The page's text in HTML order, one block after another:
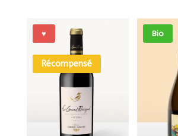
♥
Récompensé
Bio